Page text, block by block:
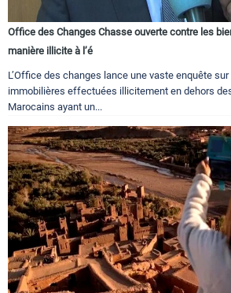
Office des Changes Chasse ouverte contre les
manière illicite à l’é
L’Office des changes lance une vaste enquête
immobilières effectuées illicitement en dehors
Marocains ayant un...